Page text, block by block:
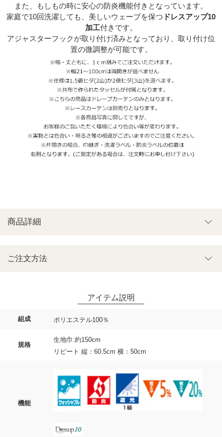
組成 ポリエステル100％
規格
生地巾:約150cm
リピート 縦：60.5cm 横：50cm
機能
また、もしもの時に安心の防炎機能付きとなっています。
家庭で10回洗濯しても、美しいウェーブを保つ ドレスアップ10
加工付きです。
アジャスターフックが取り付け済みとなっており、取り付け位
置の微調整が可能です。
ご注文方法
商品詳細